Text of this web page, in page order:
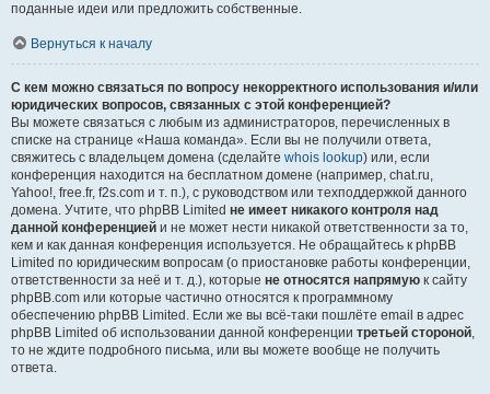
поданные идеи или предложить собственные.
Вернуться к началу
С кем можно связаться по вопросу некорректного использования и/или
юридических вопросов, связанных с этой конференцией?
Вы можете связаться с любым из администраторов, перечисленных в
списке на странице «Наша команда». Если вы не получили ответа,
свяжитесь с владельцем домена (сделайте whois lookup) или, если
конференция находится на бесплатном домене (например, chat.ru,
Yahoo!, free.fr, f2s.com и т. п.), с руководством или техподдержкой данного
домена. Учтите, что phpBB Limited не имеет никакого контроля над
данной конференцией и не может нести никакой ответственности за то,
кем и как данная конференция используется. Не обращайтесь к phpBB
Limited по юридическим вопросам (о приостановке работы конференции,
ответственности за неё и т. д.), которые не относятся напрямую к сайту
phpBB.com или которые частично относятся к программному
обеспечению phpBB Limited. Если же вы всё-таки пошлёте email в адрес
phpBB Limited об использовании данной конференции третьей стороной,
то не ждите подробного письма, или вы можете вообще не получить
ответа.